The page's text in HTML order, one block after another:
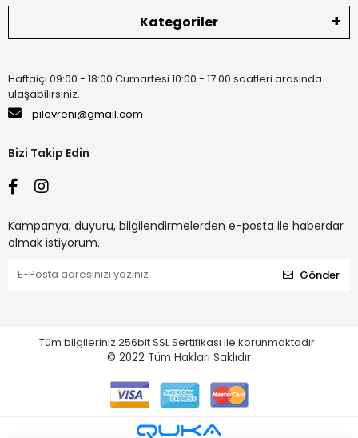
Kategoriler
Haftaiçi 09:00 - 18:00 Cumartesi 10:00 - 17:00 saatleri arasında
ulaşabilirsiniz.
pilevreni@gmail.com
Bizi Takip Edin
Kampanya, duyuru, bilgilendirmelerden e-posta ile haberdar
olmak istiyorum.
Gönder
Tüm bilgileriniz 256bit SSL Sertifikası ile korunmaktadır.
© 2022 Tüm Hakları Saklıdır